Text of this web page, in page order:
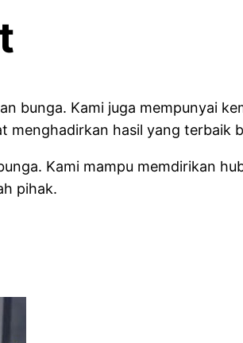
bunga. Kami juga mempunyai
menghadirkan hasil yang terbaik
Kami mampu memdirikan
pihak.